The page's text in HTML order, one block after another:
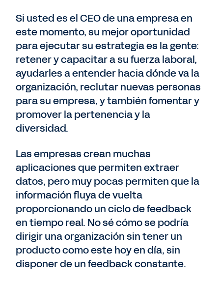
Si usted es el CEO de una empresa en
este momento, su mejor oportunidad
para ejecutar su estrategia es la gente:
retener y capacitar a su fuerza laboral,
ayudarles a entender hacia dónde va la
organización, reclutar nuevas personas
para su empresa, y también fomentar y
promover la pertenencia y la
diversidad.
Las empresas crean muchas
aplicaciones que permiten extraer
datos, pero muy pocas permiten que la
información fluya de vuelta
proporcionando un ciclo de feedback
en tiempo real. No sé cómo se podría
dirigir una organización sin tener un
producto como este hoy en día, sin
disponer de un feedback constante.